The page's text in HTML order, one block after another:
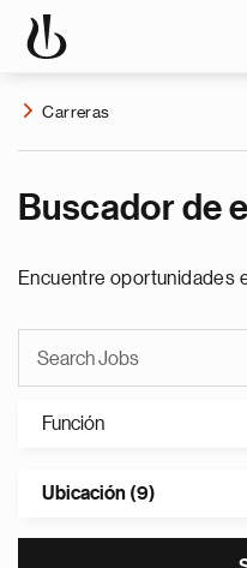
Carreras
Buscador de
Encuentre oportunidades
Función
Ubicación (9)